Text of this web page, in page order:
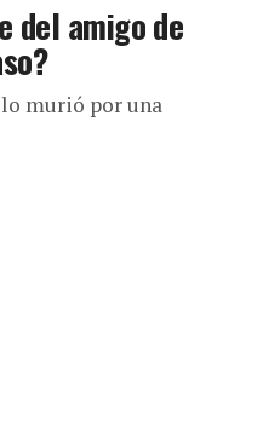
del amigo de
murió por una